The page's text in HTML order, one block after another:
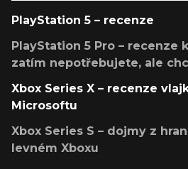
PlayStation 5 – recenze
PlayStation 5 Pro – recenze
zatím nepotřebujete, ale
Xbox Series X – recenze
Microsoftu
Xbox Series S – dojmy z
levném Xboxu